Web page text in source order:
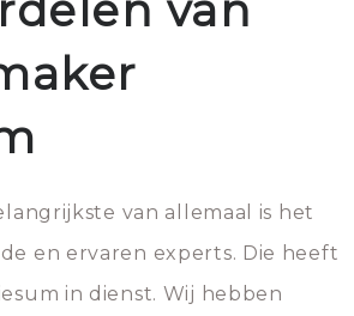
van allemaal is het
en ervaren experts. Die heeft
in dienst. Wij hebben